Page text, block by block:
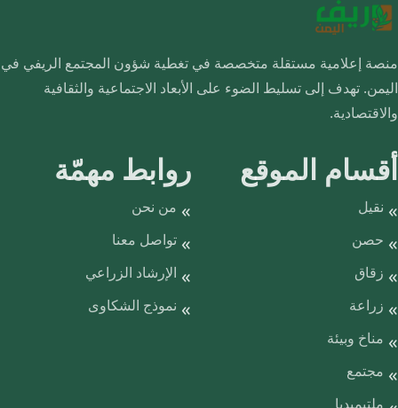
منصة إعلامية مستقلة متخصصة في تغطية شؤون المجتمع الريفي في
اليمن. تهدف إلى تسليط الضوء على الأبعاد الاجتماعية والثقافية
والاقتصادية.
أقسام الموقع
نقيل
حصن
زقاق
زراعة
مناخ وبيئة
مجتمع
ملتيميديا
روابط مهمّة
من نحن
تواصل معنا
الإرشاد الزراعي
نموذج الشكاوى